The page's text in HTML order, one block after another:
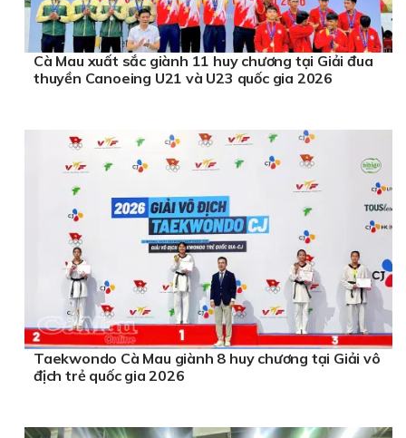
Cà Mau xuất sắc giành 11 huy chương tại Giải đua
thuyền Canoeing U21 và U23 quốc gia 2026
Taekwondo Cà Mau giành 8 huy chương tại Giải vô
địch trẻ quốc gia 2026